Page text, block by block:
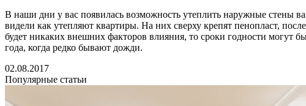
В наши дни у вас появилась возможность утеплить наружные стены
видели как утепляют квартиры. На них сверху крепят пенопласт,
будет никаких внешних факторов влияния, то сроки годности могут
года, когда редко бывают дожди.
02.08.2017
Популярные статьи